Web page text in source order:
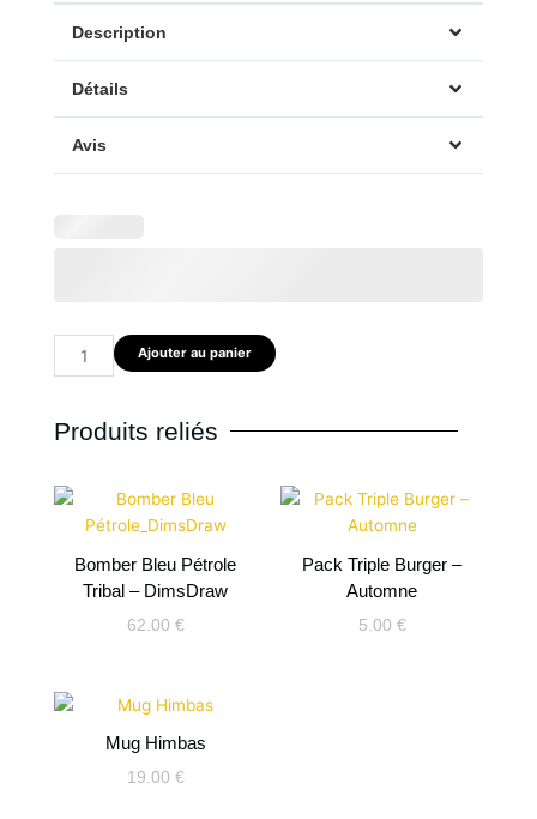
Description
Détails
Avis
Ajouter au panier
Produits reliés
Bomber Bleu Pétrole
Tribal – DimsDraw
62.00 €
Pack Triple Burger –
Automne
5.00 €
Mug Himbas
19.00 €